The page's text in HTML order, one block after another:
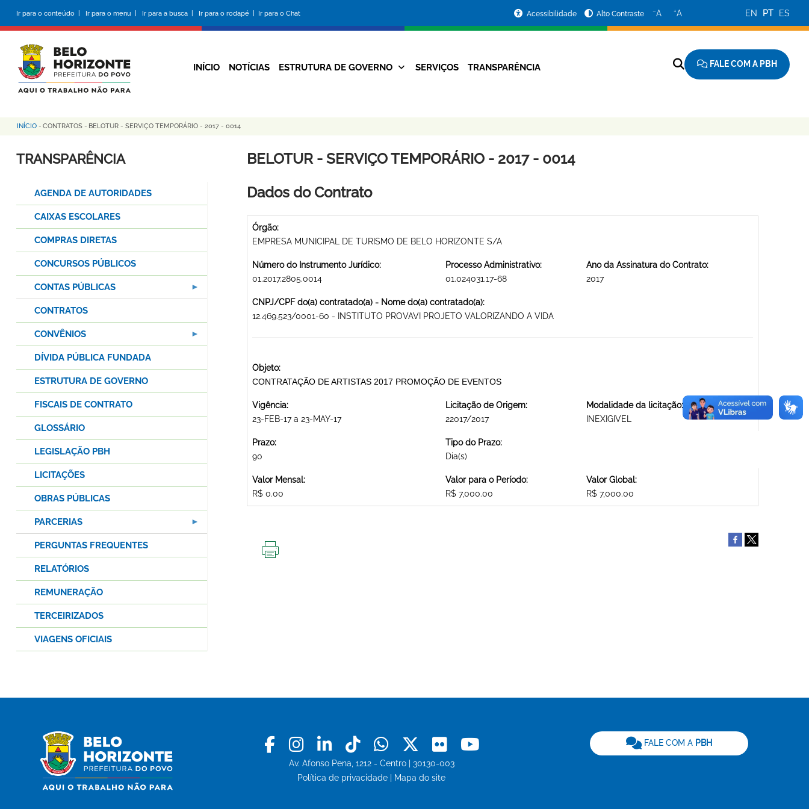
conteúdo
principal
Ir para o conteúdo | Ir para o menu | Ir para a busca | Ir para o rodapé | Ir para o Chat
da
Prefeitura
Acessibilidade Alto Contraste −A +A EN PT ES
Navegação
INÍCIO NOTÍCIAS ESTRUTURA DE GOVERNO SERVIÇOS TRANSPARÊNCIA FALE COM A PBH
Trilha
de
INÍCIO - CONTRATOS - BELOTUR - SERVIÇO TEMPORÁRIO - 2017 - 0014
BELOTUR - SERVIÇO TEMPORÁRIO - 2017 - 0014
Dados do Contrato
Órgão:
EMPRESA MUNICIPAL DE TURISMO DE BELO HORIZONTE S/A
Número do Instrumento Jurídico:
01.2017.2805.0014
Processo Administrativo:
01.024031.17-68
Ano da Assinatura do Contrato:
2017
CNPJ/CPF do(a) contratado(a) - Nome do(a) contratado(a):
12.469.523/0001-60 - INSTITUTO PROVAVI PROJETO VALORIZANDO A VIDA
Objeto:
CONTRATAÇÃO DE ARTISTAS 2017 PROMOÇÃO DE EVENTOS
Vigência:
23-FEB-17 a 23-MAY-17
Licitação de Origem:
22017/2017
Modalidade da licitação:
INEXIGIVEL
Prazo:
90
Tipo do Prazo:
Dia(s)
Valor Mensal:
R$ 0.00
Valor para o Período:
R$ 7,000.00
Valor Global:
R$ 7,000.00
TRANSPARÊNCIA
AGENDA DE AUTORIDADES
CAIXAS ESCOLARES
COMPRAS DIRETAS
CONCURSOS PÚBLICOS
CONTAS PÚBLICAS
CONTRATOS
CONVÊNIOS
DÍVIDA PÚBLICA FUNDADA
ESTRUTURA DE GOVERNO
FISCAIS DE CONTRATO
GLOSSÁRIO
LEGISLAÇÃO PBH
LICITAÇÕES
OBRAS PÚBLICAS
PARCERIAS
PERGUNTAS FREQUENTES
RELATÓRIOS
REMUNERAÇÃO
TERCEIRIZADOS
VIAGENS OFICIAIS
Facebook
Instagram
LinkedinTiktokWhatsapp
X Flickr
Av. Afonso Pena, 1212 - Centro | 30130-003
Política de privacidade
Mapa do site
FALE COM A PBH